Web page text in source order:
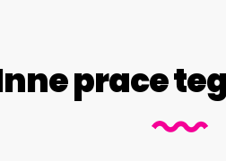
prace